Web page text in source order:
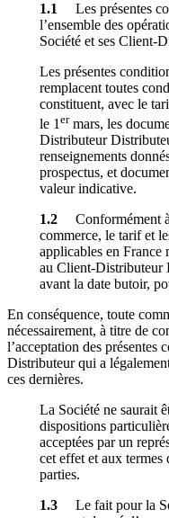
1.1
Les présentes
l’ensemble des
Société et ses Client-
Les présentes
remplacent toutes
constituent, avec le
le 1 ermars, les
Distributeur
renseignements
prospectus, et
valeur indicative.
1.2 Conformément à
commerce, le tarif et
applicables en France
au Client-Distributeur
avant la date butoir,
En conséquence, toute
nécessairement, à titre de
l’acceptation des
Distributeur qui a
ces dernières.
La Société ne saurait
dispositions
acceptées par un
cet effet et aux termes
parties.
1.3 Le fait pour la